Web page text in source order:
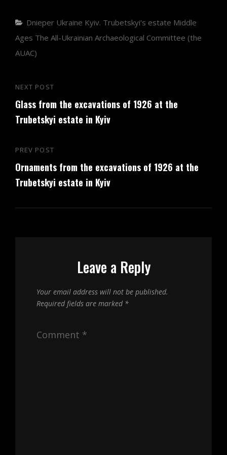
Categories
Dnieper Ukraine Kyiv. Trubetskyi's estate Middle
Ages The All-Ukrainian Archaeological Committee (the
AUAC)
Post
navigation
Previous
Post
PREV POST
Ornaments from the excavations of 1926 at the
Trubetskyi estate in Kyiv
Next
Post
NEXT POST
Glass from the excavations of 1926 at the
Trubetskyi estate in Kyiv
Leave a Reply
Your email address will not be published.
Required fields are marked *
Comment *